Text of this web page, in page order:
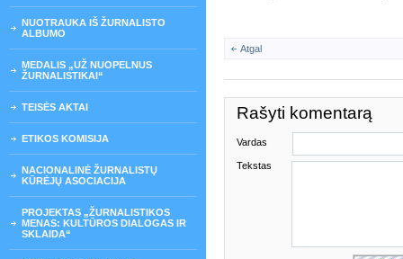
NUOTRAUKA IŠ ŽURNALISTO
ALBUMO
MEDALIS „UŽ NUOPELNUS
ŽURNALISTIKAI“
TEISĖS AKTAI
ETIKOS KOMISIJA
NACIONALINĖ ŽURNALISTŲ
KŪRĖJŲ ASOCIACIJA
PROJEKTAS „ŽURNALISTIKOS
MENAS: KULTŪROS DIALOGAS IR
SKLAIDA“
Atgal
Rašyti komentarą
Vardas
Tekstas